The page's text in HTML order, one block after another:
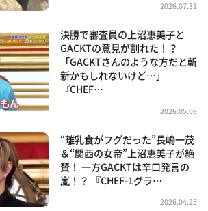
2026.07.31
決勝で審査員の上沼恵美子と
GACKTの意見が割れた！？
「GACKTさんのような方だと斬
新かもしれないけど…」
『CHEF…
2026.05.09
“離乳食がフグだった”長嶋一茂
＆“関西の女帝”上沼恵美子が絶
賛！ 一方GACKTは辛口発言の
嵐！？ 『CHEF-1グラ…
2026.04.25